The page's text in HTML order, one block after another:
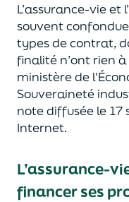
L’assurance-vie et
souvent
types de contrat,
finalité n’ont rien à
ministère de l'É
Souveraineté
note diffusée le 17
Internet.
L’assurance-
financer ses